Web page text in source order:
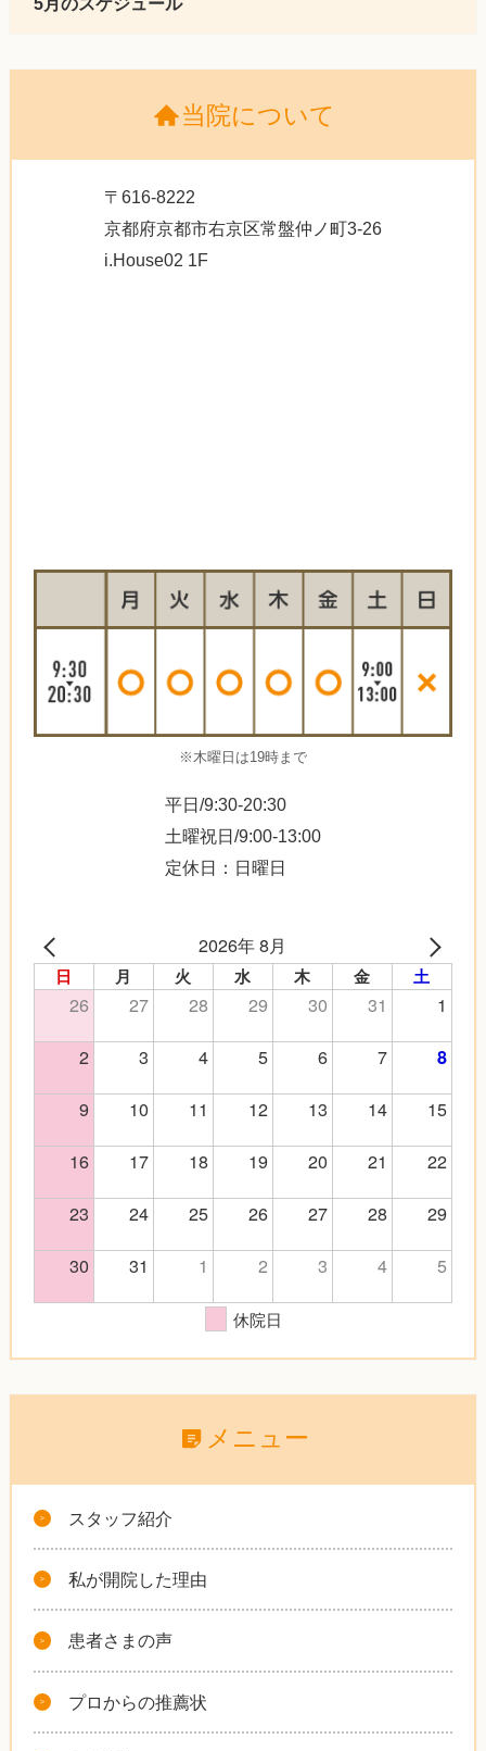
当院について
〒616-8222
京都府京都市右京区常盤仲ノ町3-26
i.House02 1F
※木曜日は19時まで
平日/9:30-20:30
土曜祝日/9:00-13:00
定休日：日曜日
2026年 8月
日 月 火 水 木 金 土
26 27 28 29 30 31
1
2
3 4 5 6 7 8
9 10 11 12 13 14
15
16
17 18 19 20 21
22
23
24 25 26 27 28
29
30
31 1 2 3 4 5
休院日
メニュー
スタッフ紹介
私が開院した理由
患者さまの声
プロからの推薦状